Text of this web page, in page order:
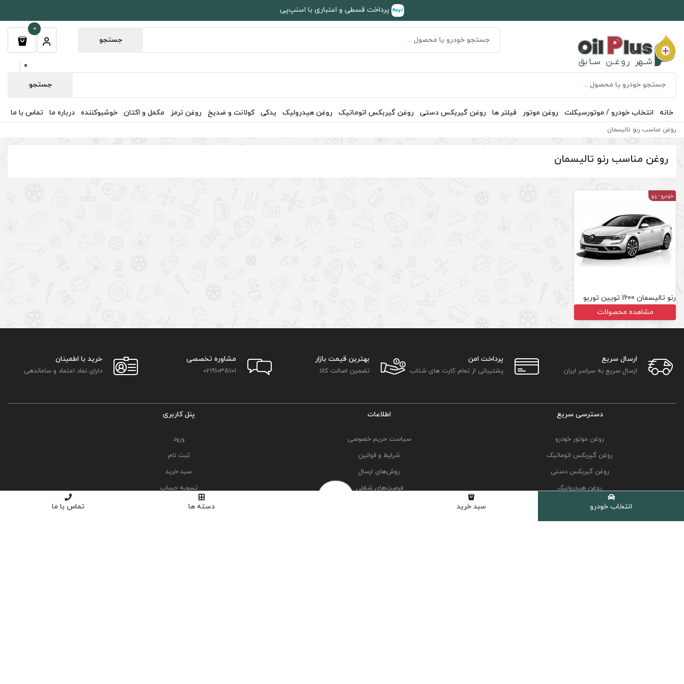
انتخاب خودرو سبد خرید دسته ها تماس با ما
پرداخت قسطی و اعتباری با اسنپ‌پی
جستجو
0
0
جستجو
خانه انتخاب خودرو / موتورسیکلت روغن موتور فیلتر ها روغن گیربکس دستی روغن گیربکس اتوماتیک روغن هیدرولیک یدکی کولانت و ضدیخ روغن ترمز مکمل و اکتان خوشبوکننده درباره ما تماس با ما
روغن مناسب رنو تالیسمان
روغن مناسب رنو تالیسمان
خودرو - رنو
رنو تالیسمان 1600 تویین توربو
مشاهده محصولات
ارسال سریع
ارسال سریع به سراسر ایران
پرداخت امن
پشتیبانی از تمام کارت های شتاب
بهترین قیمت بازار
تضمین اصالت کالا
مشاوره تخصصی
02191035101
خرید با اطمینان
دارای نماد اعتماد و ساماندهی
دسترسی سریع
روغن موتور خودرو
روغن گیربکس اتوماتیک
روغن گیربکس دستی
روغن هیدرولیک
کولانت، ضدیخ و ضدجوش
مکمل و اکتان
اطلاعات
سیاست حریم خصوصی
شرایط و قوانین
روش‌های ارسال
فرصت‌های شغلی
پنل کاربری
ورود
ثبت نام
سبد خرید
تسویه حساب